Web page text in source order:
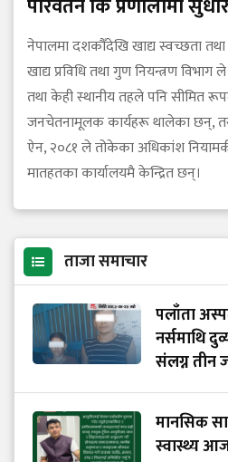
परिवर्तन कि प्रणालीमा
नेपालमा दशकौँदेखि खाद्य स्वच्छता
खाद्य प्रविधि तथा गुण नियन्त्रण विभाग
तथा केही स्थानीय तहले पनि सीमित
जनचेतनामूलक कार्यहरू थालेका छन्,
ऐन, २०८१ ले तोकेका अधिकांश
मातहतका कार्यालयमै केन्द्रित छन्।
ताजा समाचार
पलाँता
नर्समाथि
संलग्न तीन
मानसिक
स्वास्थ्य